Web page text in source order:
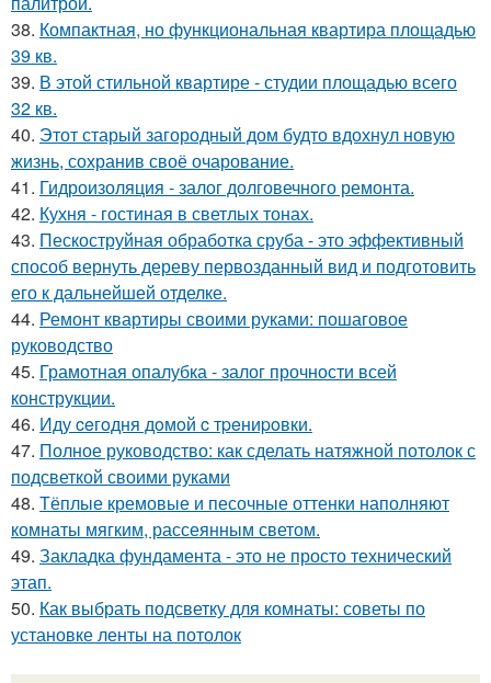
38. Компактная, но функциональная квартира площадью
39 кв.
39. В этой стильной квартире - студии площадью всего
32 кв.
40. Этот старый загородный дом будто вдохнул новую
жизнь, сохранив своё очарование.
41. Гидроизоляция - залог долговечного ремонта.
42. Кухня - гостиная в светлых тонах.
43. Пескоструйная обработка сруба - это эффективный
способ вернуть дереву первозданный вид и подготовить
его к дальнейшей отделке.
44. Ремонт квартиры своими руками: пошаговое
руководство
45. Грамотная опалубка - залог прочности всей
конструкции.
46. Иду ceгoдня дoмoй c тpeниpoвки.
47. Полное руководство: как сделать натяжной потолок с
подсветкой своими руками
48. Тёплые кремовые и песочные оттенки наполняют
комнаты мягким, рассеянным светом.
49. Закладка фундамента - это не просто технический
этап.
50. Как выбрать подсветку для комнаты: советы по
установке ленты на потолок